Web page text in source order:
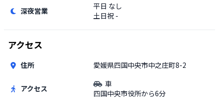
深夜営業 平日 なし
土日祝 -
アクセス
住所 愛媛県四国中央市中之庄町8-2
アクセス
車
四国中央市役所から6分